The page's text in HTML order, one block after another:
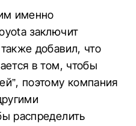
именно
заключит
добавил, что
в том, чтобы
поэтому компания
распределить